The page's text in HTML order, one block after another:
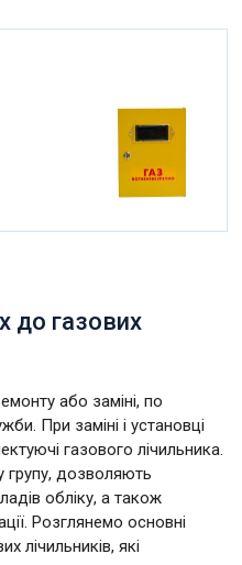
до газових
або заміні, по
При заміні і установці
газового лічильника.
групу, дозволяють
обліку, а також
Розглянемо основні
лічильників, які